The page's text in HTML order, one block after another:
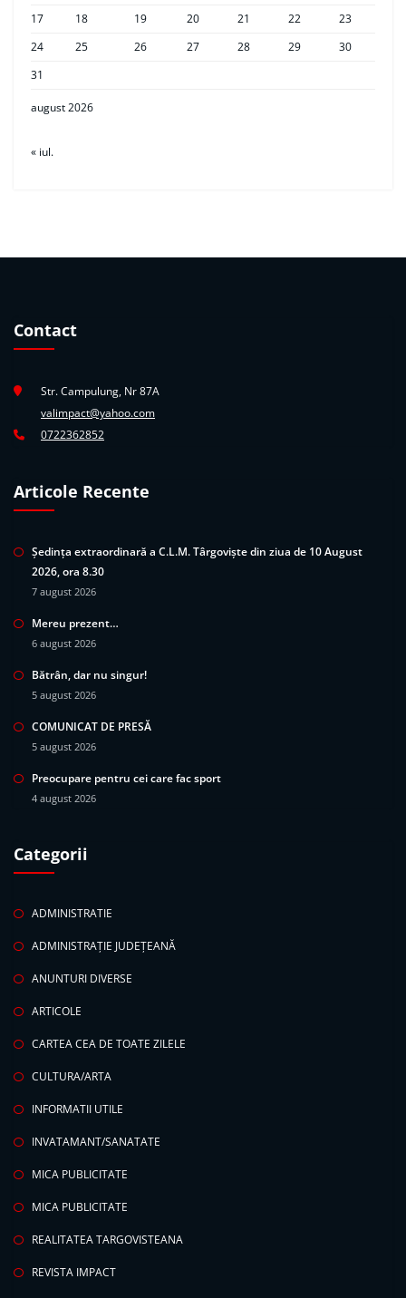
august 2026
17
18 19 20 21 22
23
24
25 26 27 28 29
30
31
« iul.
Contact
Str. Campulung, Nr 87A
valimpact@yahoo.com
0722362852
Articole Recente
Ședința extraordinară a C.L.M. Târgoviște din ziua de 10 August
2026, ora 8.30
7 august 2026
Mereu prezent…
6 august 2026
Bătrân, dar nu singur!
5 august 2026
COMUNICAT DE PRESĂ
5 august 2026
Preocupare pentru cei care fac sport
4 august 2026
Categorii
ADMINISTRATIE
ADMINISTRAȚIE JUDEȚEANĂ
ANUNTURI DIVERSE
ARTICOLE
CARTEA CEA DE TOATE ZILELE
CULTURA/ARTA
INFORMATII UTILE
INVATAMANT/SANATATE
MICA PUBLICITATE
MICA PUBLICITATE
REALITATEA TARGOVISTEANA
REVISTA IMPACT